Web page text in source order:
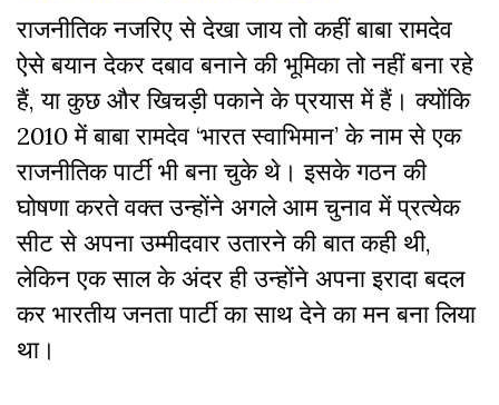
राजनीतिक नजरिए से देखा जाय तो कहीं बाबा रामदेव
ऐसे बयान देकर दबाव बनाने की भूमिका तो नहीं बना रहे
हैं, या कुछ और खिचड़ी पकाने के प्रयास में हैं। क्योंकि
2010 में बाबा रामदेव ‘भारत स्वाभिमान’ के नाम से एक
राजनीतिक पार्टी भी बना चुके थे। इसके गठन की
घोषणा करते वक्त उन्होंने अगले आम चुनाव में प्रत्येक
सीट से अपना उम्मीदवार उतारने की बात कही थी,
लेकिन एक साल के अंदर ही उन्होंने अपना इरादा बदल
कर भारतीय जनता पार्टी का साथ देने का मन बना लिया
था।